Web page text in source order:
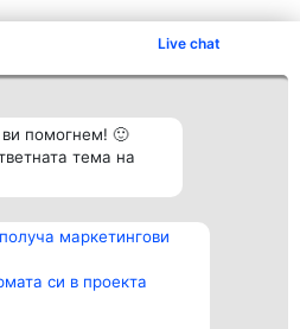
Live chat
помогнем! 🙂
тема на
маркетингови
си в проекта
Класация Контакти